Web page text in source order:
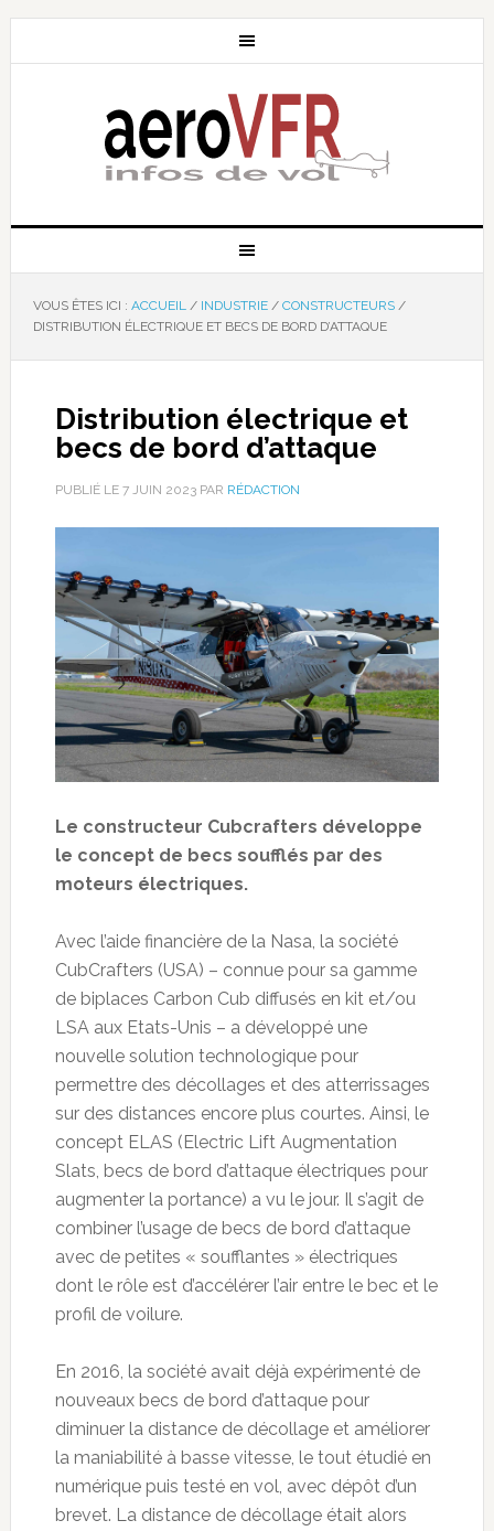
VOUS ÊTES ICI : ACCUEIL / INDUSTRIE / CONSTRUCTEURS /
DISTRIBUTION ÉLECTRIQUE ET BECS DE BORD D’ATTAQUE
Distribution électrique et
becs de bord d’attaque
PUBLIÉ LE 7 JUIN 2023PAR RÉDACTION
Le constructeur Cubcrafters développe
le concept de becs soufflés par des
moteurs électriques.
Avec l’aide financière de la Nasa, la société
CubCrafters (USA) – connue pour sa gamme
de biplaces Carbon Cub diffusés en kit et/ou
LSA aux Etats-Unis – a développé une
nouvelle solution technologique pour
permettre des décollages et des atterrissages
sur des distances encore plus courtes. Ainsi, le
concept ELAS (Electric Lift Augmentation
Slats, becs de bord d’attaque électriques pour
augmenter la portance) a vu le jour. Il s’agit de
combiner l’usage de becs de bord d’attaque
avec de petites « soufflantes » électriques
dont le rôle est d’accélérer l’air entre le bec et le
profil de voilure.
En 2016, la société avait déjà expérimenté de
nouveaux becs de bord d’attaque pour
diminuer la distance de décollage et améliorer
la maniabilité à basse vitesse, le tout étudié en
numérique puis testé en vol, avec dépôt d’un
brevet. La distance de décollage était alors